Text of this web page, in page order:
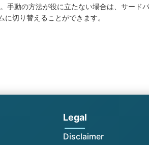
手動の方法が役に立たない場合は、サード
切り替えることができます。
Legal
Disclaimer